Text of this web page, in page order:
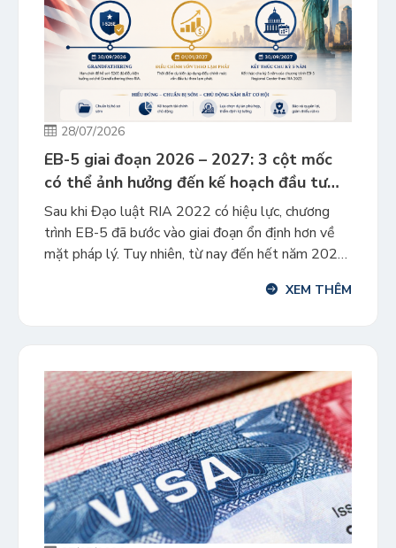
28/07/2026
EB-5 giai đoạn 2026 – 2027: 3 cột mốc
có thể ảnh hưởng đến kế hoạch đầu tư
của gia đình
Sau khi Đạo luật RIA 2022 có hiệu lực, chương
trình EB-5 đã bước vào giai đoạn ổn định hơn về
mặt pháp lý. Tuy nhiên, từ nay đến hết năm 2027
hưởng trực tiếp đến kế hoạch đầu tư, chi phí cũng
XEM THÊM